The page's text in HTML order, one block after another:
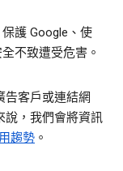
護 Google、使
不致遭受危害。
告客戶或連結網
說，我們會將資訊
趨勢 。